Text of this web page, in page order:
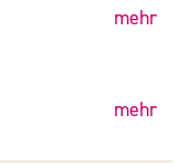
mehr
mehr